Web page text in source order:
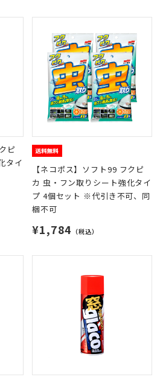
ピ
タイ
【ネコポス】ソフト99 フクピ
カ 虫・フン取りシート強化タイ
プ 4個セット ※代引き不可、同
梱不可
¥1,784 （税込）